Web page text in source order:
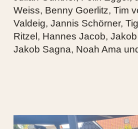
Weiss, Benny Goerlitz, Tim
Valdeig, Jannis Schörner,
Ritzel, Hannes Jacob,
Jakob Sagna, Noah Ama